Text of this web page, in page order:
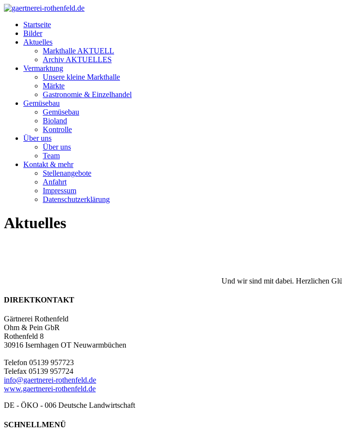
Startseite
Bilder
Aktuelles
Markthalle AKTUELL
Archiv AKTUELLES
Vermarktung
Unsere kleine Markthalle
Märkte
Gastronomie & Einzelhandel
Gemüsebau
Gemüsebau
Bioland
Kontrolle
Über uns
Über uns
Team
Kontakt & mehr
Stellenangebote
Anfahrt
Impressum
Datenschutzerklärung
Aktuelles
Und wir sind mit dabei. Herzlichen
DIREKTKONTAKT
Gärtnerei Rothenfeld
Ohm & Pein GbR
Rothenfeld 8
30916 Isernhagen OT Neuwarmbüchen
Telefon 05139 957723
Telefax 05139 957724
info@gaertnerei-rothenfeld.de
www.gaertnerei-rothenfeld.de
DE - ÖKO - 006 Deutsche Landwirtschaft
SCHNELLMENÜ